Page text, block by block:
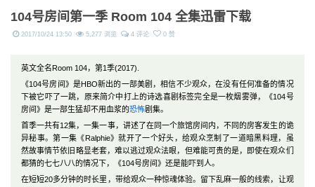
104号房间第一季 Room 104 全集迅雷下载
2017/10/24 13:50 5,277 浏览 4 评论 0 赞
英文全名Room 104，第1季(2017).
《104号房间》是HBO新出的一部美剧，相信不少观众，在没有任何准备的情况
下被它吓了一跳，原来简介中打上的诗选喜剧标签完全是一枚烟雾弹，《104号
房间》是一部生猛却不用血浆的恐怖剧集。
首季一共有12集，一集一事，讲述了在同一个旅馆房间内，不同的房客发生的诡
异秘事。第一集《Ralphie》就开了一个好头，给观众烹制了一道暗黑料理，虽
然故事情节依旧略显老套，难以逃过观众法眼，但难能可贵的是，即使在观众们
都猜的七七八八的情况下，《104号房间》还是能吓到人。
在短短20多分钟的时长里，带给观众一种惊魂体验。留下乱麻一般的线索，让观